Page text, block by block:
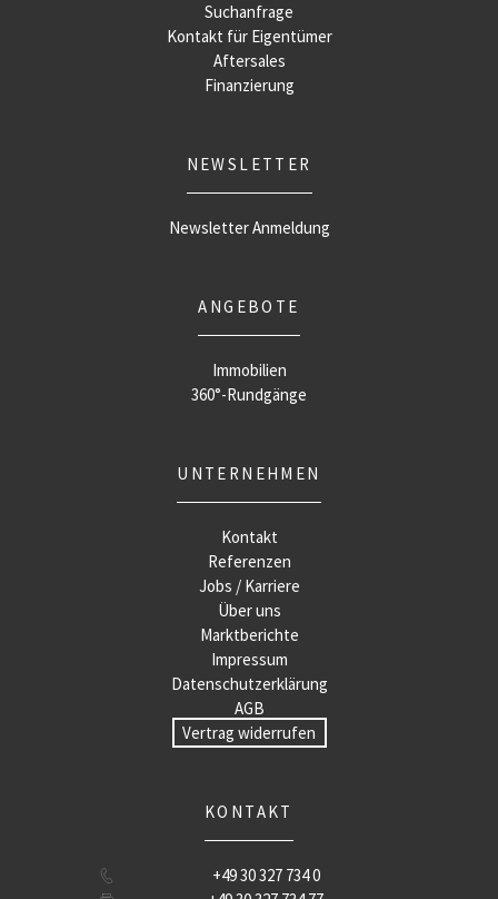
Suchanfrage
Kontakt für Eigentümer
Aftersales
Finanzierung
NEWSLETTER
Newsletter Anmeldung
ANGEBOTE
Immobilien
360°-Rundgänge
UNTERNEHMEN
Kontakt
Referenzen
Jobs / Karriere
Über uns
Marktberichte
Impressum
Datenschutzerklärung
AGB
Vertrag widerrufen
KONTAKT
+49 30 327 734 0